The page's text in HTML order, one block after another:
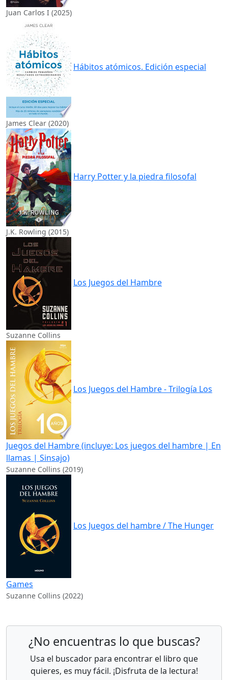
Juan Carlos I (2025)
Hábitos atómicos. Edición especial
James Clear (2020)
Harry Potter y la piedra filosofal
J.K. Rowling (2015)
Los Juegos del Hambre
Suzanne Collins
Los Juegos del Hambre - Trilogía Los
Juegos del Hambre (incluye: Los juegos del hambre | En
llamas | Sinsajo)
Suzanne Collins (2019)
Los Juegos del hambre / The Hunger
Games
Suzanne Collins (2022)
¿No encuentras lo que buscas?
Usa el buscador para encontrar el libro que
quieres, es muy fácil. ¡Disfruta de la lectura!